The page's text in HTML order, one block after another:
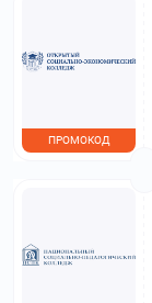
ПРОМОКОД